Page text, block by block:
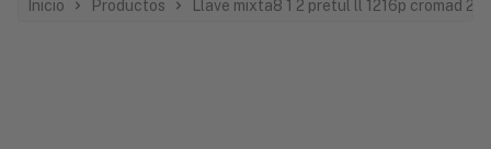
Inicio Productos Llave mixta8 1 2 pretul ll 1216p cromad